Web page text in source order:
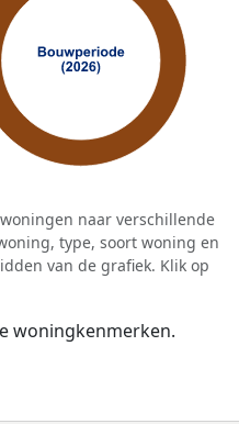
naar verschillende
type, soort woning en
van de grafiek. Klik op
woningkenmerken.